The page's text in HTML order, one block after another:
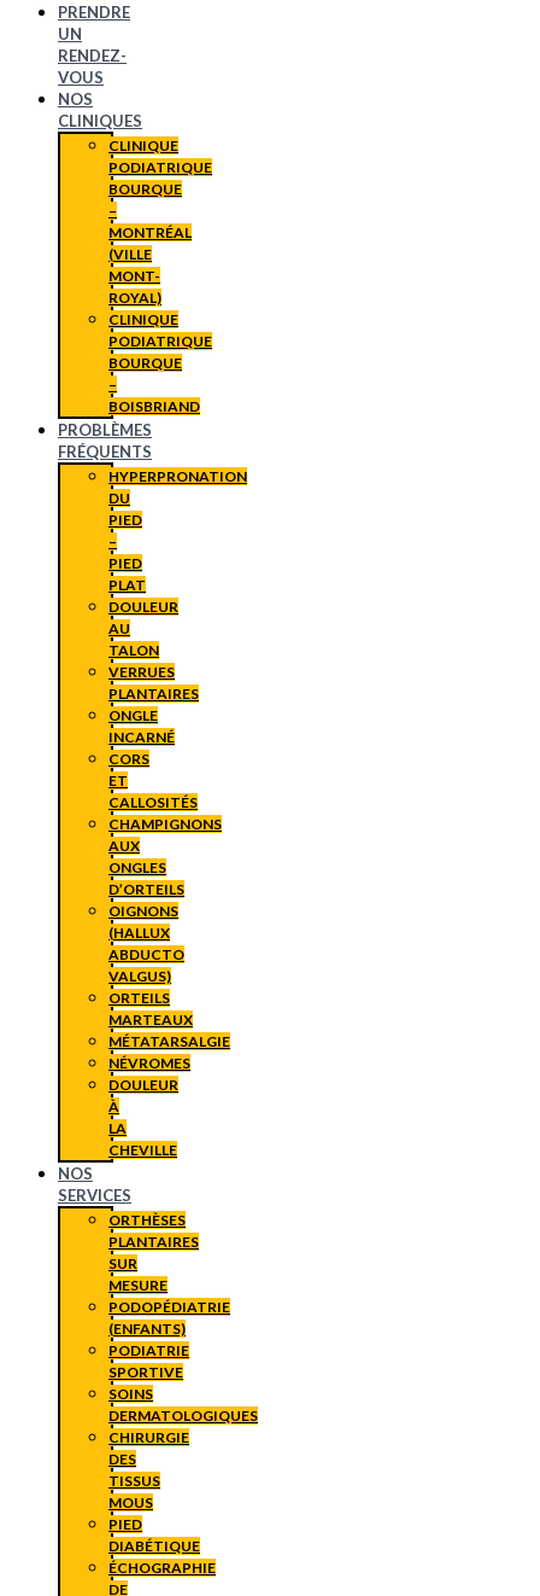
PRENDRE
UN
RENDEZ-
VOUS
NOS
CLINIQUES
CLINIQUE
PODIATRIQUE
BOURQUE
–
MONTRÉAL
(VILLE
MONT-
ROYAL)
CLINIQUE
PODIATRIQUE
BOURQUE
–
BOISBRIAND
PROBLÈMES
FRÉQUENTS
HYPERPRONATION
DU
PIED
–
PIED
PLAT
DOULEUR
AU
TALON
VERRUES
PLANTAIRES
ONGLE
INCARNÉ
CORS
ET
CALLOSITÉS
CHAMPIGNONS
AUX
ONGLES
D’ORTEILS
OIGNONS
(HALLUX
ABDUCTO
VALGUS)
ORTEILS
MARTEAUX
MÉTATARSALGIE
NÉVROMES
DOULEUR
À
LA
CHEVILLE
NOS
SERVICES
ORTHÈSES
PLANTAIRES
SUR
MESURE
PODOPÉDIATRIE
(ENFANTS)
PODIATRIE
SPORTIVE
SOINS
DERMATOLOGIQUES
CHIRURGIE
DES
TISSUS
MOUS
PIED
DIABÉTIQUE
ÉCHOGRAPHIE
DE